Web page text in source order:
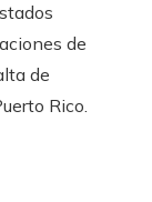
de
de
Rico.